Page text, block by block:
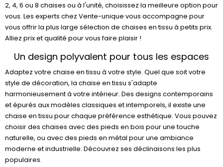
2, 4, 6 ou 8 chaises ou à l'unité, choisissez la meilleure option pour
vous. Les experts chez Vente-unique vous accompagne pour
vous offrir la plus large sélection de chaises en tissu à petits prix.
Alliez prix et qualité pour vous faire plaisir !
Un design polyvalent pour tous les espaces
Adaptez votre chaise en tissu à votre style. Quel que soit votre
style de décoration, la chaise en tissu s'adapte
harmonieusement à votre intérieur. Des designs contemporains
et épurés aux modèles classiques et intemporels, il existe une
chaise en tissu pour chaque préférence esthétique. Vous pouvez
choisir des chaises avec des pieds en bois pour une touche
naturelle, ou avec des pieds en métal pour une ambiance
moderne et industrielle. Découvrez ses déclinaisons les plus
populaires.